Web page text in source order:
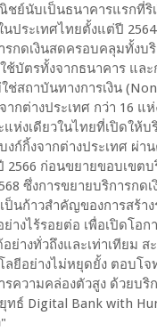
ย์นับเป็นธนาคารแรกที่ริ
ประเทศไทยตั้งแต่ปี
รกดเงินสดครอบคลุมทั้งบ
ช้บัตรทั้งจากธนาคาร แล
ช่สถาบันทางการเงิน
กต่างประเทศ กว่า 16 แห่
ห่งเดียวในไทยที่เปิดให้บ
ก์กิ้งจากต่างประเทศ ผ่า
2566 ก่อนขยายขอบเขตบ
ซึ่งการขยายบริการกด
ป็นก้าวสำคัญของการสร้า
ย่างไร้รอยต่อ เพื่อเปิดโอ
อย่างทั่วถึงและเท่าเทียม
ยีอย่างไม่หยุดยั้ง ตอบโ
ความคล่องตัวสูง ด้วยบริก
ธ์ Digital Bank with